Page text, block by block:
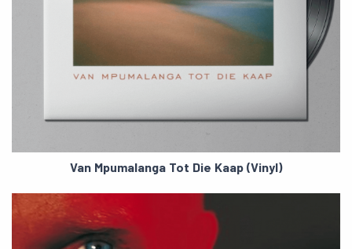
Van Mpumalanga Tot Die Kaap (Vinyl)